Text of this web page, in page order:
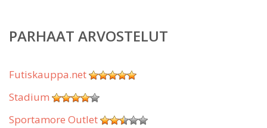
PARHAAT ARVOSTELUT
Futiskauppa.net
Stadium
Sportamore Outlet